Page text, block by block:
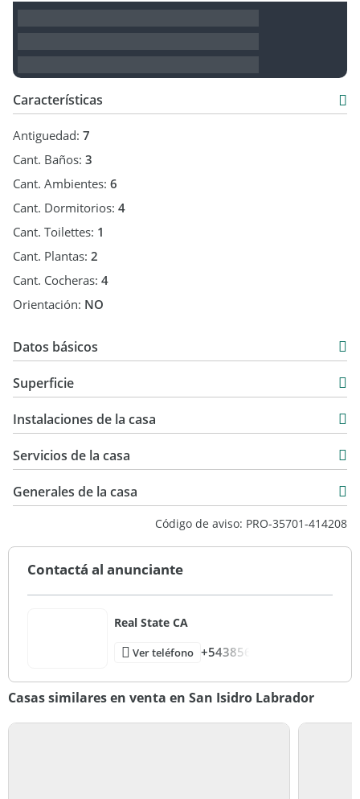
Características
Antiguedad: 7
Cant. Baños: 3
Cant. Ambientes: 6
Cant. Dormitorios: 4
Cant. Toilettes: 1
Cant. Plantas: 2
Cant. Cocheras: 4
Orientación: NO
Datos básicos
Venta
USD 440.000
Superficie
745 m2
42 m2
Instalaciones de la casa
Servicios de la casa
Generales de la casa
Código de aviso: PRO-35701-414208
Contactá al anunciante
Real State CA
Ver teléfono +543856
Casas similares en venta en San Isidro Labrador